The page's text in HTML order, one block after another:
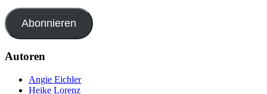
Abonnieren
Autoren
Angie Eichler
Heike Lorenz